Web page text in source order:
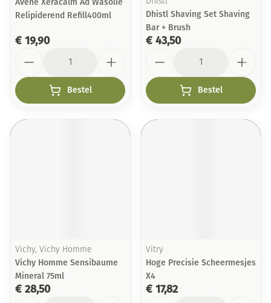
Avene Xeracalm Ad Wasolie
Relipiderend Refill400ml
€ 19,90
Bestel
Dhistl Shaving Set Shaving
Bar + Brush
€ 43,50
Bestel
Vichy, Vichy Homme
Vichy Homme Sensibaume
Mineral 75ml
€ 28,50
Vitry
Hoge Precisie Scheermesjes
X4
€ 17,82